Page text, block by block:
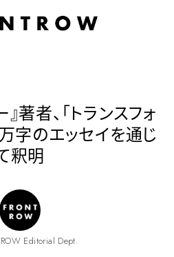
著者、「トランスフォ
字のエッセイを通じ
釈明
Editorial Dept.